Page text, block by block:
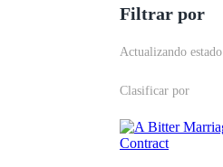
Filtrar por
Actualizando estado
Clasificar por